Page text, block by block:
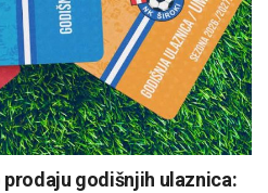
godišnjih ulaznica: